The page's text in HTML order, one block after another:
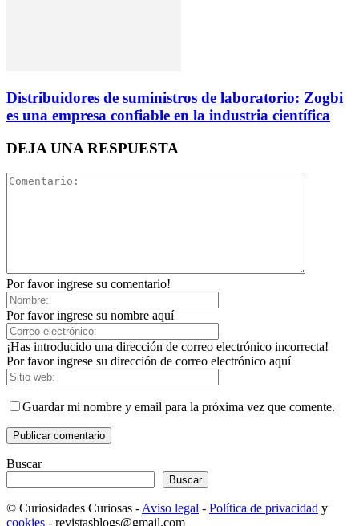
Distribuidores de suministros de laboratorio: Zogbi
es una empresa confiable en la industria científica
DEJA UNA RESPUESTA
Por favor ingrese su comentario!
Por favor ingrese su nombre aquí
¡Has introducido una dirección de correo electrónico incorrecta!
Por favor ingrese su dirección de correo electrónico aquí
Guardar mi nombre y email para la próxima vez que comente.
Buscar
Buscar
© Curiosidades Curiosas - Aviso legal - Política de privacidad y
cookies - revistasblogs@gmail.com